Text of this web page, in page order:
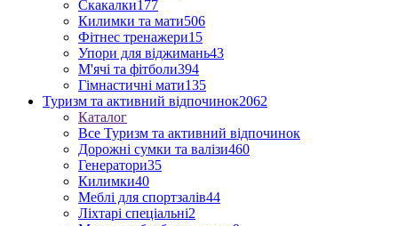
Скакалки177
Килимки та мати506
Фітнес тренажери15
Упори для віджимань43
М'ячі та фітболи394
Гімнастичні мати135
Туризм та активний відпочинок2062
Каталог
Все Туризм та активний відпочинок
Дорожні сумки та валізи460
Генератори35
Килимки40
Меблі для спортзалів44
Ліхтарі спеціальні2